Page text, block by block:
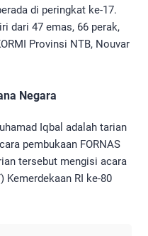
di peringkat ke-17.
dari 47 emas, 66 perak,
Provinsi NTB, Nouvar
Negara
Iqbal adalah tarian
pembukaan FORNAS
tersebut mengisi acara
Kemerdekaan RI ke-80